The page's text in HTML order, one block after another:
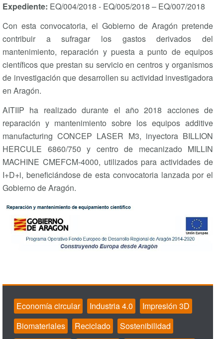
Expediente: EQ/004/2018 - EQ/005/2018 – EQ/007/2018
Con esta convocatoria, el Gobierno de Aragón pretende
contribuir a sufragar los gastos derivados del
mantenimiento, reparación y puesta a punto de equipos
científicos que prestan su servicio en centros y organismos
de investigación que desarrollen su actividad investigadora
en Aragón.
AITIIP ha realizado durante el año 2018 acciones de
reparación y mantenimiento sobre los equipos additive
manufacturing CONCEP LASER M3, inyectora BILLION
HERCULE 6860/750 y centro de mecanizado MILLIN
MACHINE CMEFCM-4000, utilizados para actividades de
I+D+i, beneficiándose de esta convocatoria lanzada por el
Gobierno de Aragón.
Economía circular Industria 4.0
Impresión 3D
Biomateriales
Reciclado
Sostenibilidad